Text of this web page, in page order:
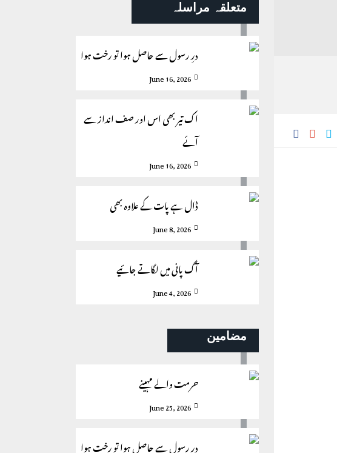
متعلقہ مراسلہ
درِ رسول سے حاصل ہوا تو رخت ہوا
June 16, 2026
اک تیر بھی اس اور صف انداز سے
آئے
June 16, 2026
ڈال ہے پات کے علاوہ بھی
June 8, 2026
آگ پانی میں لگاتے جائیے
June 4, 2026
مضامین
حرمت والے مہینے
June 25, 2026
درِ رسول سے حاصل ہوا تو رخت ہوا